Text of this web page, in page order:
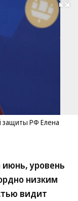
Развернуть
защиты РФ Елена
уровень
низким
видит